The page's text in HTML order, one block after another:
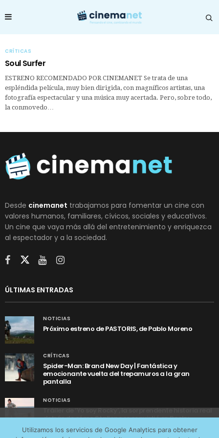
CRÍTICAS
Soul Surfer
ESTRENO RECOMENDADO POR CINEMANET Se trata de una
espléndida película, muy bien dirigida, con magníficos artistas, una
fotografía espectacular y una música muy acertada. Pero, sobre todo,
la conmovedo…
Desde cinemanet trabajamos para fomentar un cine con
valores humanos, familiares, cívicos, sociales y educativos.
Un cine que vaya más allá del entretenimiento y enriquezca
al espectador y a la sociedad.
ÚLTIMAS ENTRADAS
NOTICIAS
Próximo estreno de PASTORIS, de Pablo Moreno
CRÍTICAS
Spider-Man: Brand New Day | Fantástica y
emocionante vuelta del trepamuros a la gran
pantalla
NOTICIAS
Tráiler de ‘Yo soy Rocky’, la sorprendente historia real
detrás de cómo Stallone se convirtió en Rocky
Utilizamos los servicios de Google Analytics para obtener
tráfico web que recibimos y conocer los servicios que